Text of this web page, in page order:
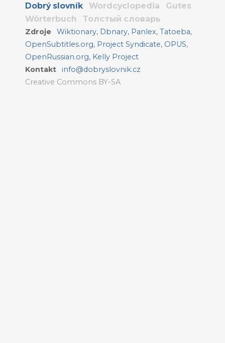
Dobrý slovník Wordcyclopedia
Gutes
Wörterbuch
Толстый словарь
Zdroje Wiktionary, Dbnary, Panlex,Tatoeba,
OpenSubtitles.org, Project Syndicate, OPUS,
OpenRussian.org, Kelly Project
Kontakt
info@dobryslovnik.cz
Creative Commons BY-SA